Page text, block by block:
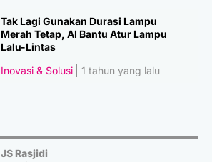
Tak Lagi Gunakan Durasi Lampu
Merah Tetap, AI Bantu Atur Lampu
Lalu-Lintas
Inovasi & Solusi
1 tahun yang lalu
JS Rasjidi